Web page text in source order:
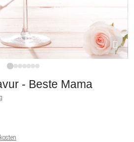
- Beste Mama